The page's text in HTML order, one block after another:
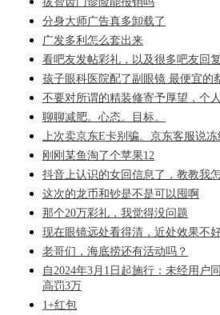
分身大师广告真多卸载了
广发多利怎么套出来
看吧友发帖彩礼，以及很多吧友回
孩子眼科医院配了副眼镜 最便宜的
不要对所谓的精装修寄予厚望，个
聊聊减肥。心态。目标。
上次卖京东E卡别骗。京东客服说
刚刚某鱼淘了个苹果12
抖音上认识的女回信息了，教教我
这次的龙币和钞是不是可以囤啊
那个20万彩礼，我觉得没问题
现在眼镜远处看得清，近处效果不
老哥们，海底捞还有活动吗？
自2024年3月1日起施行：未经用户
高罚3万
1+红包